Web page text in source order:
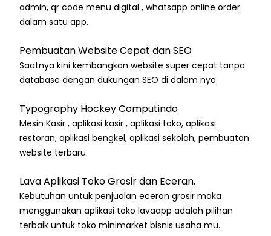
admin, qr code menu digital , whatsapp online order
dalam satu app.
Pembuatan Website Cepat dan SEO
Saatnya kini kembangkan website super cepat tanpa
database dengan dukungan SEO di dalam nya.
Typography Hockey Computindo
Mesin Kasir , aplikasi kasir , aplikasi toko, aplikasi
restoran, aplikasi bengkel, aplikasi sekolah, pembuatan
website terbaru.
Lava Aplikasi Toko Grosir dan Eceran.
Kebutuhan untuk penjualan eceran grosir maka
menggunakan aplikasi toko lavaapp adalah pilihan
terbaik untuk toko minimarket bisnis usaha mu.